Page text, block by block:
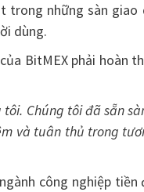
trong những sàn giao
dùng.
BitMEX phải hoàn
Chúng tôi đã sẵn
và tuân thủ trong
công nghiệp tiền